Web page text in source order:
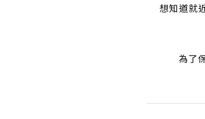
想知道就
為了